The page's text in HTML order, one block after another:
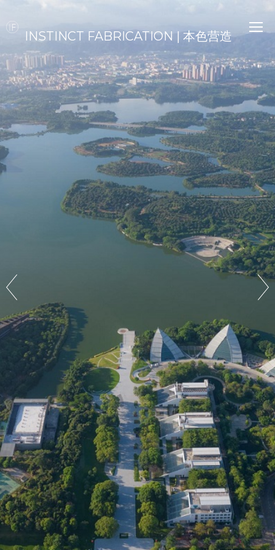
INSTINCT FABRICATION | 本色营造